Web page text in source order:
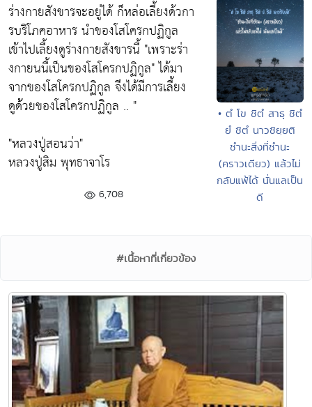
ร่างกายสังขารจะอยู่ได้ ก็หล่อเลี้ยงด้วกา
รบริโภคอาหาร นำของโสโครกปฏิกูล
เข้าไปเลี้ยงดูร่างกายสังขารนี้ "เพราะร่า
งกายนนี้เป็นของโสโครกปฏิกูล"ได้มา
จากของโสโครกปฏิกูล จึงได้มีการเลี้ยง
ดูด้้วยของโสโครกปฏิกูล .. "
"หลวงปู่สอนว่า"
หลวงปู่สิม พุทธาจาโร
6,708
• ตํ โข ชิตํ สาธุ ชิตํ
ยํ ชิตํ นาวชิยฺยติ
ชำนะสิ่งที่ชำนะ
(คราวเดียว) แล้วไม่
กลับแพ้ได้ นั่นแลเป็น
ดี
#เนื้อหาที่เกี่ยวข้อง